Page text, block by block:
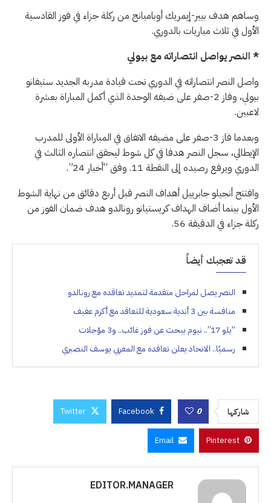
وساهم هدف بيير-إيمريك أوباميانج من ركلة جزاء في فوز القادسية
الأول في ثلاث مباريات بالدوري.
* النصر يواصل انتصاراته مع بيولي
واصل النصر انتصاراته في الدوري تحت قيادة مدربه الجديد ستيفانو
بيولي، وفاز 2-صفر على ضيفه الوحدة الذي أكمل المباراة بعشرة
لاعبين.
وبعدما فاز 3-صفر على مضيفه الاتفاق في المباراة الأولى للمدرب
الإيطالي، سجل النصر هدفا في كل شوط ليحقق انتصاره الثالث في
الدوري ويرفع رصيده إلى النقطة 11. وفق “أخبار 24”.
وافتتح أنجيلو جابرييل أهداف النصر قبل أربع دقائق من نهاية الشوط
الأول بينما أضاف الهداف كريستيانو رونالدو هدف ضمان الفوز من
ركلة جزاء في الدقيقة 56.
قد تعجبك أيضاً
النصر يصل لمراحل متقدمة لتمديد تعاقده مع رونالدو
منافسة بين 3 أندية سعودية للتعاقد مع أكرم عفيف
“يلو 17”.. نيوم يبحث عن فوز غائب.. و3 مؤجلات
رسميًا.. الاتحاد يعلن تعاقده مع المغربي يوسف النصيري
شاركها 0
Facebook
Twitter
Pinterest
Email
EDITOR.MANAGER